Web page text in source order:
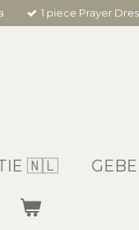
1 piece Prayer
🇳🇱